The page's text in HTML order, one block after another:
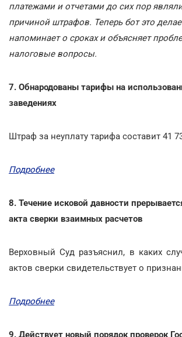
платежами и отчетами до сих пор
причиной штрафов. Теперь бот это
напоминает о сроках и объясняет
налоговые вопросы.
7. Обнародованы тарифы на
заведениях
Штраф за неуплату тарифа составит 41
Подробнее
8. Течение исковой давности
акта сверки взаимных расчетов
Верховный Суд разъяснил, в каких
актов сверки свидетельствует о
Подробнее
9. Действует новый порядок проверок